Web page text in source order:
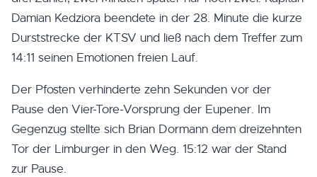
Damian Kedziora beendete in der 28. Minute die kurze
Durststrecke der KTSV und ließ nach dem Treffer zum
14:11 seinen Emotionen freien Lauf.
Der Pfosten verhinderte zehn Sekunden vor der
Pause den Vier-Tore-Vorsprung der Eupener. Im
Gegenzug stellte sich Brian Dormann dem dreizehnten
Tor der Limburger in den Weg. 15:12 war der Stand
zur Pause.